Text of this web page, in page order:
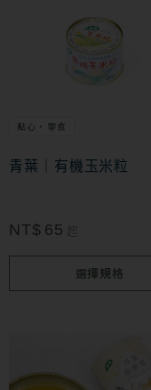
點心・零食
青葉｜有機玉米粒
NT$ 65
選擇規格
款
可
在
產